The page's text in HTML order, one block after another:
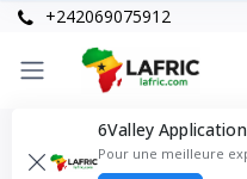
+242069075912
6Valley
Pour une meilleure